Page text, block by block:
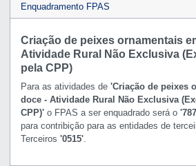
Enquadramento FPAS
Criação de peixes ornamentais
Atividade Rural Não Exclusiva
pela CPP)
Para as atividades de 'Criação de peixes
doce - Atividade Rural Não Exclusiva
CPP)'o FPAS a ser enquadrado será o
para contribição para as entidades de
Terceiros '0515'.